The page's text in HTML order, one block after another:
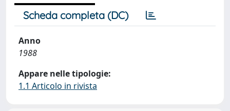
Scheda completa (DC)
Anno
1988
Appare nelle tipologie:
1.1 Articolo in rivista